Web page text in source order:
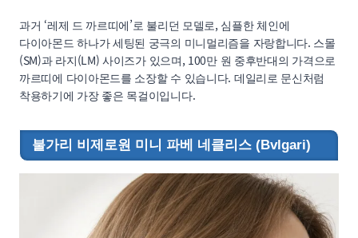
과거 ‘레제 드 까르띠에’로 불리던 모델로, 심플한 체인에
다이아몬드 하나가 세팅된 궁극의 미니멀리즘을 자랑합니다. 스몰
(SM)과 라지(LM) 사이즈가 있으며, 100만 원 중후반대의 가격으로
까르띠에 다이아몬드를 소장할 수 있습니다. 데일리로 문신처럼
착용하기에 가장 좋은 목걸이입니다.
불가리 비제로원 미니 파베 네클리스 (Bvlgari)